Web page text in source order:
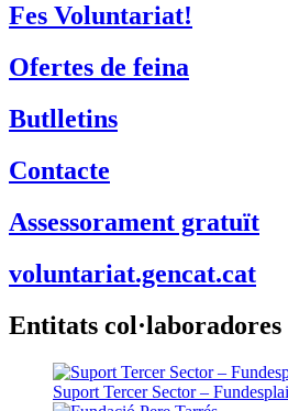
Fes Voluntariat!
Ofertes de feina
Butlletins
Contacte
Assessorament gratuït
voluntariat.gencat.cat
Entitats col·laboradores
Suport Tercer Sector – Fundesplai